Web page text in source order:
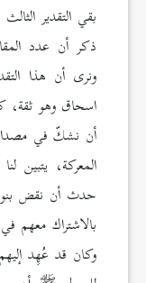
بقي التقدير
ذكر أن عدد
ونرى أن هذا
اسحاق وهو ثقة،
أن نشكّ في
المعركة، يتبين
حدث أن نقض بنو
بالاشتراك معهم
وكان قد عُهِد